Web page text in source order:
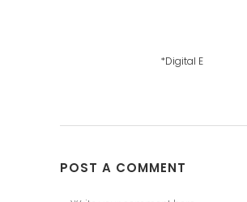
*Digital E
POST A COMMENT